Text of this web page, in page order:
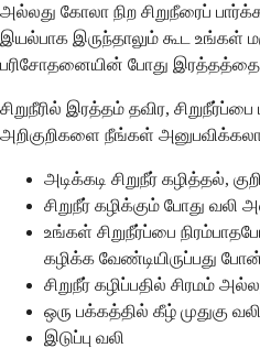
அல்லது கோலா நிற சிறுநீரைப்
இயல்பாக இருந்தாலும் கூட உங்கள்
பரிசோதனையின் போது
சிறுநீரில் இரத்தம் தவிர,
அறிகுறிகளை நீங்கள்
அடிக்கடி சிறுநீர் கழித்தல்,
சிறுநீர் கழிக்கும் போது வலி
உங்கள் சிறுநீர்ப்பை
கழிக்க வேண்டியிருப்பது
சிறுநீர் கழிப்பதில் சிரமம்
ஒரு பக்கத்தில் கீழ் முதுகு வலி
இடுப்பு வலி